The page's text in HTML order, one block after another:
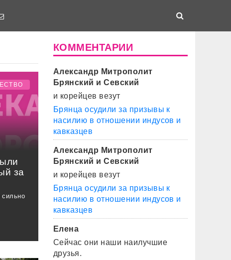
за
сильно
КОММЕНТАРИИ
Александр Митрополит
Брянский и Севский
и корейцев везут
Брянца осудили за призывы к
насилию в отношении индусов и
кавказцев
Александр Митрополит
Брянский и Севский
и корейцев везут
Брянца осудили за призывы к
насилию в отношении индусов и
кавказцев
Елена
Сейчас они наши наилучшие
друзья.